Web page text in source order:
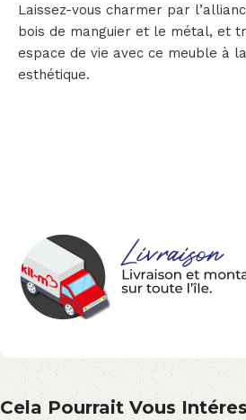
Laissez-vous charmer par
bois de manguier et le métal, et
espace de vie avec ce meuble à
esthétique.
Cela Pourrait Vous